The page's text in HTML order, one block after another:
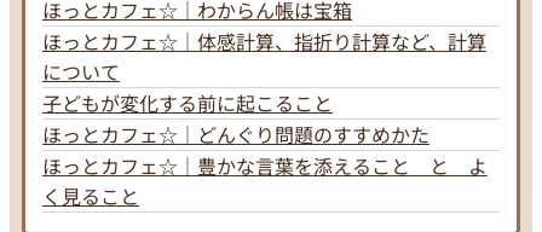
ほっとカフェ☆｜わからん帳は宝箱
ほっとカフェ☆｜体感計算、指折り計算など、計算
について
子どもが変化する前に起こること
ほっとカフェ☆｜どんぐり問題のすすめかた
ほっとカフェ☆｜豊かな言葉を添えること と よ
く見ること